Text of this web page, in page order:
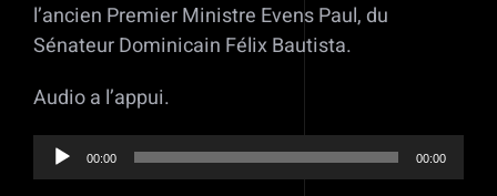
l’ancien Premier Ministre Evens Paul, du
Sénateur Dominicain Félix Bautista.
Audio a l’appui.
Lecteur
audio
00:00 00:00